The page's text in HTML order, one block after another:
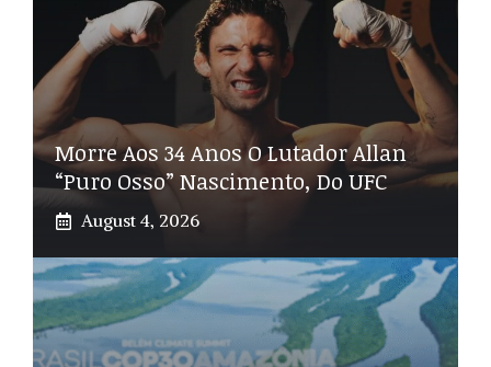
Morre Aos 34 Anos O Lutador Allan
“Puro Osso” Nascimento, Do UFC
August 4, 2026